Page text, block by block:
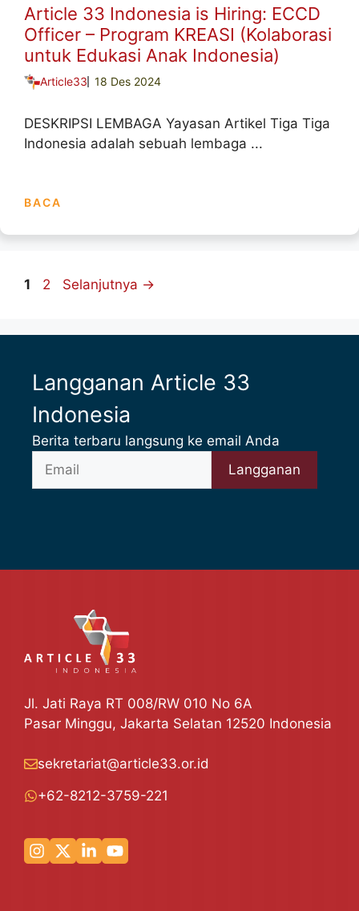
Article 33 Indonesia is Hiring: ECCD
Officer – Program KREASI (Kolaborasi
untuk Edukasi Anak Indonesia)
Article33 18 Des 2024
DESKRIPSI LEMBAGA Yayasan Artikel Tiga Tiga
Indonesia adalah sebuah lembaga ...
BACA
Halaman
1 Halaman
2 Selanjutnya →
Langganan Article 33
Indonesia
Berita terbaru langsung ke email Anda
Jl. Jati Raya RT 008/RW 010 No 6A
Pasar Minggu, Jakarta Selatan 12520 Indonesia
sekretariat@article33.or.id
+62-8212-3759-221